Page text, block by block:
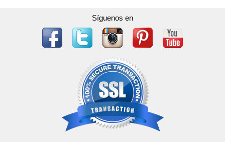
Síguenos en